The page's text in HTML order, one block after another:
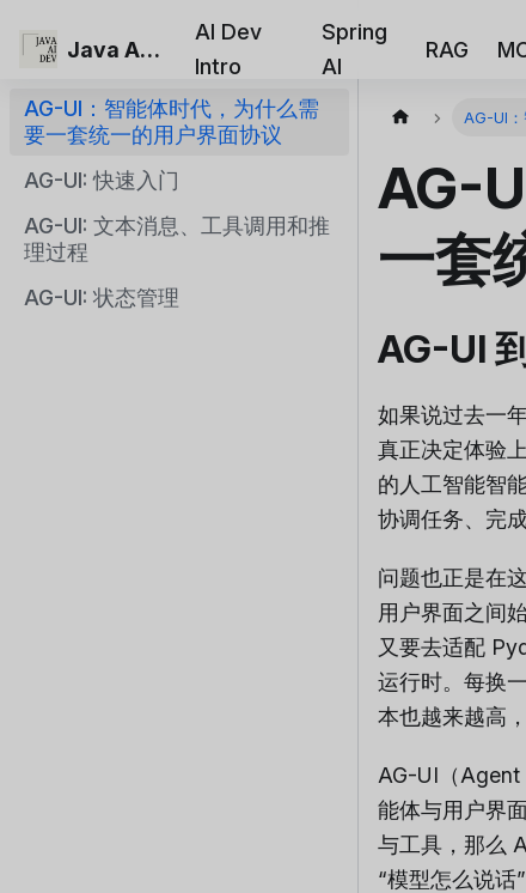
Java AI Dev
AI Dev
Intro
Spring
AI
RAG
AG-UI：智能体时代，为什么需
要一套统一的用户界面协议
AG-UI: 快速入门
AG-UI: 文本消息、工具调用和推
理过程
AG-UI: 状态管理
AG-UI
AG-
一套
AG-UI
如果说过去一
真正决定体验
的人工智能智
协调任务、完
问题也正是在
用户界面之间
又要去适配
运行时。每换
本也越来越高
AG-UI（Agent
能体与用户界
与工具，那么
“模型怎么说话